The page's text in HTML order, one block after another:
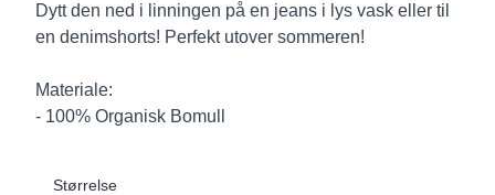
Dytt den ned i linningen på en jeans i lys vask eller til
en denimshorts! Perfekt utover sommeren!
Materiale:
- 100% Organisk Bomull
Størrelse